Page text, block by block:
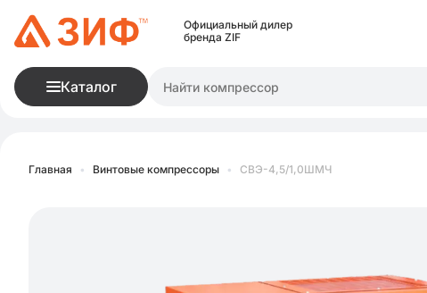
Официальный дилер
бренда ZIF
Каталог
Главная • Винтовые компрессоры • СВЭ-4,5/1,0ШМЧ